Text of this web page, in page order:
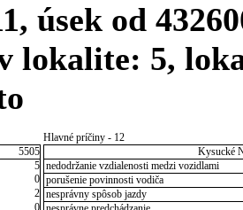
úsek od
lokalite: 5,
5505
5
0
2
0
Hlavné príčiny - 12
Kysucké
nedodržanie vzdialenosti medzi vozidlami
porušenie povinnosti vodiča
nesprávny spôsob jazdy